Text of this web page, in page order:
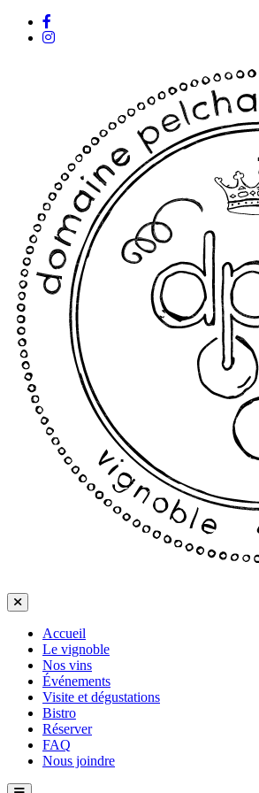
Accueil
Le vignoble
Nos vins
Événements
Visite et dégustations
Bistro
Réserver
FAQ
Nous joindre